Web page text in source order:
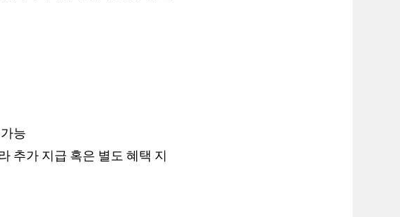
능
추가 지급 혹은 별도 혜택 지